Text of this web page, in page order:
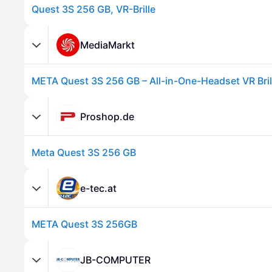
Quest 3S 256 GB, VR-Brille
MediaMarkt
META Quest 3S 256 GB – All-in-One-Headset VR
Proshop.de
Meta Quest 3S 256 GB
e-tec.at
META Quest 3S 256GB
JB-COMPUTER